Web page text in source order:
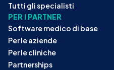
Tutti gli specialisti
PER I PARTNER
Software medico di base
Per le aziende
Per le cliniche
Partnerships